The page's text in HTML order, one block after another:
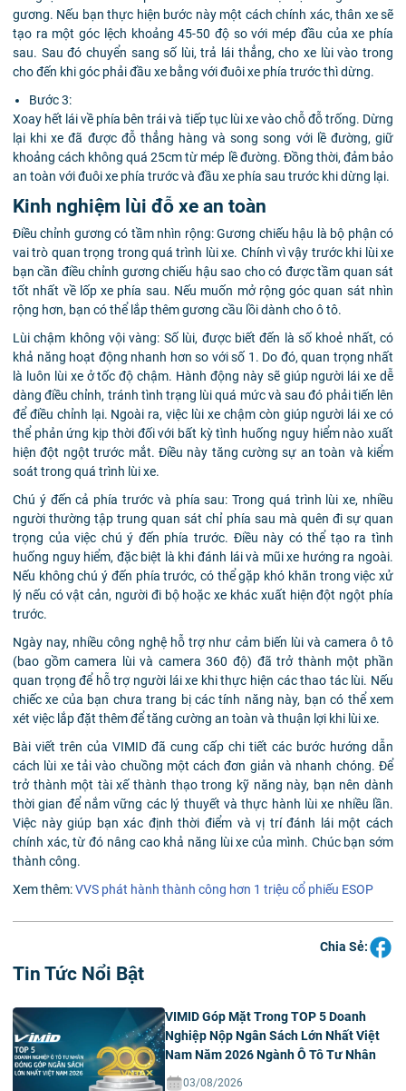
gương. Nếu bạn thực hiện bước này một cách chính xác, thân xe sẽ
tạo ra một góc lệch khoảng 45-50 độ so với mép đầu của xe phía
sau. Sau đó chuyển sang số lùi, trả lái thẳng, cho xe lùi vào trong
cho đến khi góc phải đầu xe bằng với đuôi xe phía trước thì dừng.
Bước 3:
Xoay hết lái về phía bên trái và tiếp tục lùi xe vào chỗ đỗ trống. Dừng
lại khi xe đã được đỗ thẳng hàng và song song với lề đường, giữ
khoảng cách không quá 25cm từ mép lề đường. Đồng thời, đảm bảo
an toàn với đuôi xe phía trước và đầu xe phía sau trước khi dừng lại.
Kinh nghiệm lùi đỗ xe an toàn
Điều chỉnh gương có tầm nhìn rộng: Gương chiếu hậu là bộ phận có
vai trò quan trọng trong quá trình lùi xe. Chính vì vậy trước khi lùi xe
bạn cần điều chỉnh gương chiếu hậu sao cho có được tầm quan sát
tốt nhất về lốp xe phía sau. Nếu muốn mở rộng góc quan sát nhìn
rộng hơn, bạn có thể lắp thêm gương cầu lồi dành cho ô tô.
Lùi chậm không vội vàng: Số lùi, được biết đến là số khoẻ nhất, có
khả năng hoạt động nhanh hơn so với số 1. Do đó, quan trọng nhất
là luôn lùi xe ở tốc độ chậm. Hành động này sẽ giúp người lái xe dễ
dàng điều chỉnh, tránh tình trạng lùi quá mức và sau đó phải tiến lên
để điều chỉnh lại. Ngoài ra, việc lùi xe chậm còn giúp người lái xe có
thể phản ứng kịp thời đối với bất kỳ tình huống nguy hiểm nào xuất
hiện đột ngột trước mắt. Điều này tăng cường sự an toàn và kiểm
soát trong quá trình lùi xe.
Chú ý đến cả phía trước và phía sau: Trong quá trình lùi xe, nhiều
người thường tập trung quan sát chỉ phía sau mà quên đi sự quan
trọng của việc chú ý đến phía trước. Điều này có thể tạo ra tình
huống nguy hiểm, đặc biệt là khi đánh lái và mũi xe hướng ra ngoài.
Nếu không chú ý đến phía trước, có thể gặp khó khăn trong việc xử
lý nếu có vật cản, người đi bộ hoặc xe khác xuất hiện đột ngột phía
trước.
Ngày nay, nhiều công nghệ hỗ trợ như cảm biến lùi và camera ô tô
(bao gồm camera lùi và camera 360 độ) đã trở thành một phần
quan trọng để hỗ trợ người lái xe khi thực hiện các thao tác lùi. Nếu
chiếc xe của bạn chưa trang bị các tính năng này, bạn có thể xem
xét việc lắp đặt thêm để tăng cường an toàn và thuận lợi khi lùi xe.
Bài viết trên của VIMID đã cung cấp chi tiết các bước hướng dẫn
cách lùi xe tải vào chuồng một cách đơn giản và nhanh chóng. Để
trở thành một tài xế thành thạo trong kỹ năng này, bạn nên dành
thời gian để nắm vững các lý thuyết và thực hành lùi xe nhiều lần.
Việc này giúp bạn xác định thời điểm và vị trí đánh lái một cách
chính xác, từ đó nâng cao khả năng lùi xe của mình. Chúc bạn sớm
thành công.
Xem thêm:VVS phát hành thành công hơn 1 triệu cổ phiếu ESOP
Chia Sẻ:
Tin Tức Nổi Bật
VIMID Góp Mặt Trong TOP 5 Doanh
Nghiệp Nộp Ngân Sách Lớn Nhất Việt
Nam Năm 2026 Ngành Ô Tô Tư Nhân
03/08/2026